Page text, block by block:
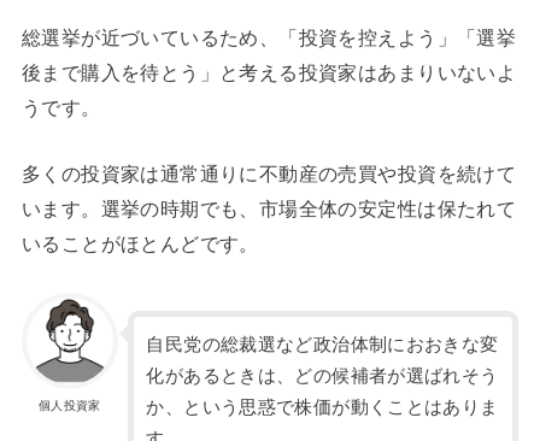
総選挙が近づいているため、「投資を控えよう」「選挙
後まで購入を待とう」と考える投資家はあまりいないよ
うです。
多くの投資家は通常通りに不動産の売買や投資を続けて
います。選挙の時期でも、市場全体の安定性は保たれて
いることがほとんどです。
個人投資家
自民党の総裁選など政治体制におおきな変
化があるときは、どの候補者が選ばれそう
か、という思惑で株価が動くことはありま